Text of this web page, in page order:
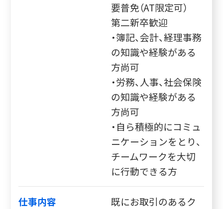
要普免（AT限定可）
第二新卒歓迎
・簿記、会計、経理事務
の知識や経験がある
方尚可
・労務、人事、社会保険
の知識や経験がある
方尚可
・自ら積極的にコミュ
ニケーションをとり、
チームワークを大切
に行動できる方
仕事内容
既にお取引のあるク